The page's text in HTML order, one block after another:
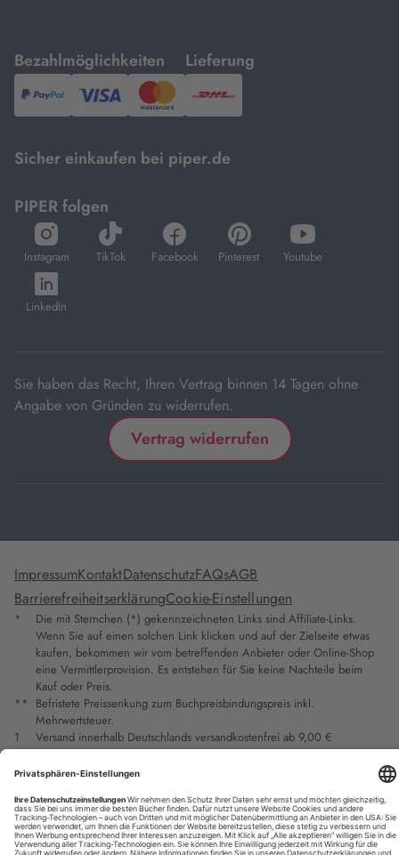
Bezahlmöglichkeiten
mit
PayPal,Visa
und
Lieferung
mit
DHL.
Sicher einkaufen bei piper.de
PIPER folgen
Instagram
öffnet
in
neuem
Tab
TikTok
öffnet
in
Facebook
öffnet
in
Pinterest
öffnet
in
Youtube
öffnet
in
LinkedIn
öffnet
in
Sie haben das Recht, Ihren Vertrag binnen 14 Tagen ohne
Angabe von Gründen zu widerrufen.
Vertrag widerrufen
ImpressumKontaktDatenschutzFAQsAGB
BarrierefreiheitserklärungCookie-Einstellungen
*
Die mit Sternchen (*) gekennzeichneten Links sind Affiliate-Links.
Wenn Sie auf einen solchen Link klicken und auf der Zielseite etwas
kaufen, bekommen wir vom betreffenden Anbieter oder Online-Shop
eine Vermittlerprovision. Es entstehen für Sie keine Nachteile beim
Kauf oder Preis.
** Befristete Preissenkung zum Buchpreisbindungspreis inkl.
Mehrwertsteuer.
1
Versand innerhalb Deutschlands versandkostenfrei ab 9,00 €
Bestellwert.
2
Vorbestellung ab 30 Tage vor Erscheinungstermin möglich.